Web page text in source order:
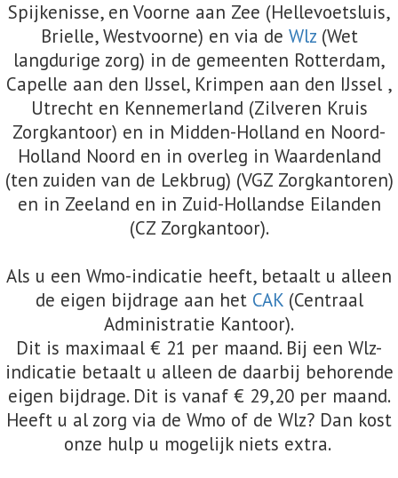
Spijkenisse, en Voorne aan Zee (Hellevoetsluis,
Brielle, Westvoorne) en via de Wlz(Wet
langdurige zorg) in de gemeenten Rotterdam,
Capelle aan den IJssel, Krimpen aan den IJssel ,
Utrecht en Kennemerland (Zilveren Kruis
Zorgkantoor) en in Midden-Holland en Noord-
Holland Noord en in overleg in Waardenland
(ten zuiden van de Lekbrug) (VGZ Zorgkantoren)
en in Zeeland en in Zuid-Hollandse Eilanden
(CZ Zorgkantoor).
Als u een Wmo-indicatie heeft, betaalt u alleen
de eigen bijdrage aan het CAK(Centraal
Administratie Kantoor).
Dit is maximaal € 21 per maand. Bij een Wlz-
indicatie betaalt u alleen de daarbij behorende
eigen bijdrage. Dit is vanaf € 29,20 per maand.
Heeft u al zorg via de Wmo of de Wlz? Dan kost
onze hulp u mogelijk niets extra.